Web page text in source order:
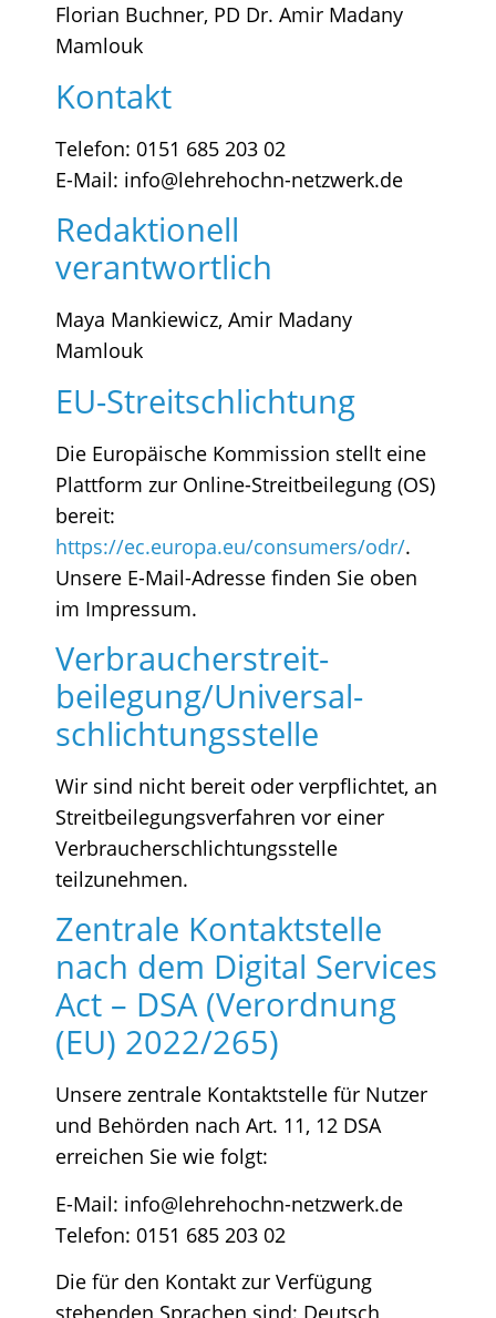
Florian Buchner, PD Dr. Amir Madany
Mamlouk
Kontakt
Telefon: 0151 685 203 02
E-Mail: info@lehrehochn-netzwerk.de
Redaktionell
verantwortlich
Maya Mankiewicz, Amir Madany
Mamlouk
EU-Streitschlichtung
Die Europäische Kommission stellt eine
Plattform zur Online-Streitbeilegung (OS)
bereit:
https://ec.europa.eu/consumers/odr/.
Unsere E-Mail-Adresse finden Sie oben
im Impressum.
Verbraucher­streit­
beilegung/Universal­
schlichtungs­stelle
Wir sind nicht bereit oder verpflichtet, an
Streitbeilegungsverfahren vor einer
Verbraucherschlichtungsstelle
teilzunehmen.
Zentrale Kontaktstelle
nach dem Digital Services
Act – DSA (Verordnung
(EU) 2022/265)
Unsere zentrale Kontaktstelle für Nutzer
und Behörden nach Art. 11, 12 DSA
erreichen Sie wie folgt:
E-Mail: info@lehrehochn-netzwerk.de
Telefon: 0151 685 203 02
Die für den Kontakt zur Verfügung
stehenden Sprachen sind: Deutsch,